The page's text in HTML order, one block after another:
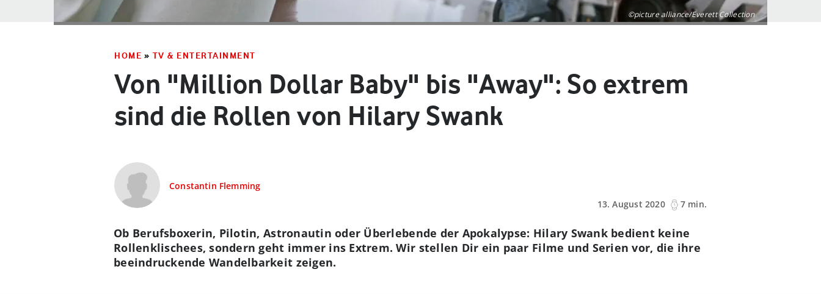
©picture alliance/Everett Collection
HOME » TV & ENTERTAINMENT
Von "Million Dollar Baby" bis "Away": So extrem
sind die Rollen von Hilary Swank
Constantin Flemming
13. August 2020
7 min.
Ob Berufsboxerin, Pilotin, Astronautin oder Überlebende der Apokalypse: Hilary Swank bedient keine
Rollenklischees, sondern geht immer ins Extrem. Wir stellen Dir ein paar Filme und Serien vor, die ihre
beeindruckende Wandelbarkeit zeigen.